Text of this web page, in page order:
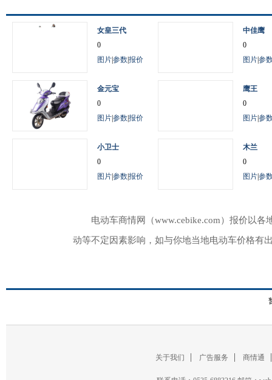
女皇三代
0
图片参数报价
中佳鹰
0
图片参
金元宝
0
图片参数报价
鹰王
0
图片参
小卫士
0
图片参数报价
木兰
0
图片参
电动车商情网（www.cebike.com）报价以
动等不定因素影响，如与你地当地电动车价格有
关于我们 广告服务 商情通